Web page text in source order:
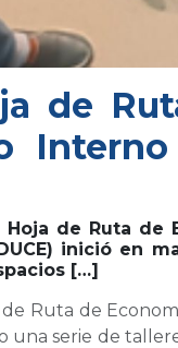
de
de Ruta de
inició en
[…]
Ruta de
serie de